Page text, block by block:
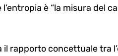
è “la misura del
il rapporto concettuale tra